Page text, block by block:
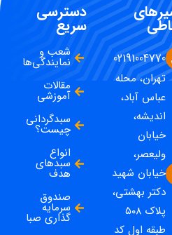
02191004770
تهران، محله
عباس آباد،
اندیشه،
خیابان
ولیعصر،
خیابان شهید
دکتر بهشتی،
پلاک ۵۰۸
طبقه اول کد
دسترسی
سریع
شعب و
نمایندگی‌ها
مقالات
آموزشی
سبدگردانی
چیست؟
انواع
سبدهای
هدف
صندوق
سرمایه
گذاری صبا